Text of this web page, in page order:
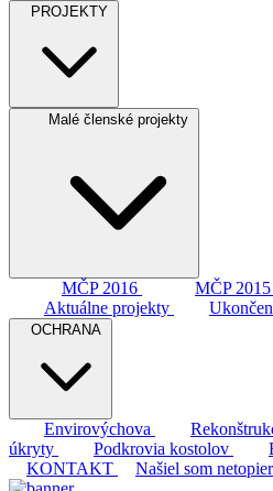
PROJEKTY
Malé členské projekty
MČP 2016 MČP 2015
Aktuálne projekty
OCHRANA
Envirovýchova
úkryty
Podkrovia kostolov
KONTAKT
Našiel som